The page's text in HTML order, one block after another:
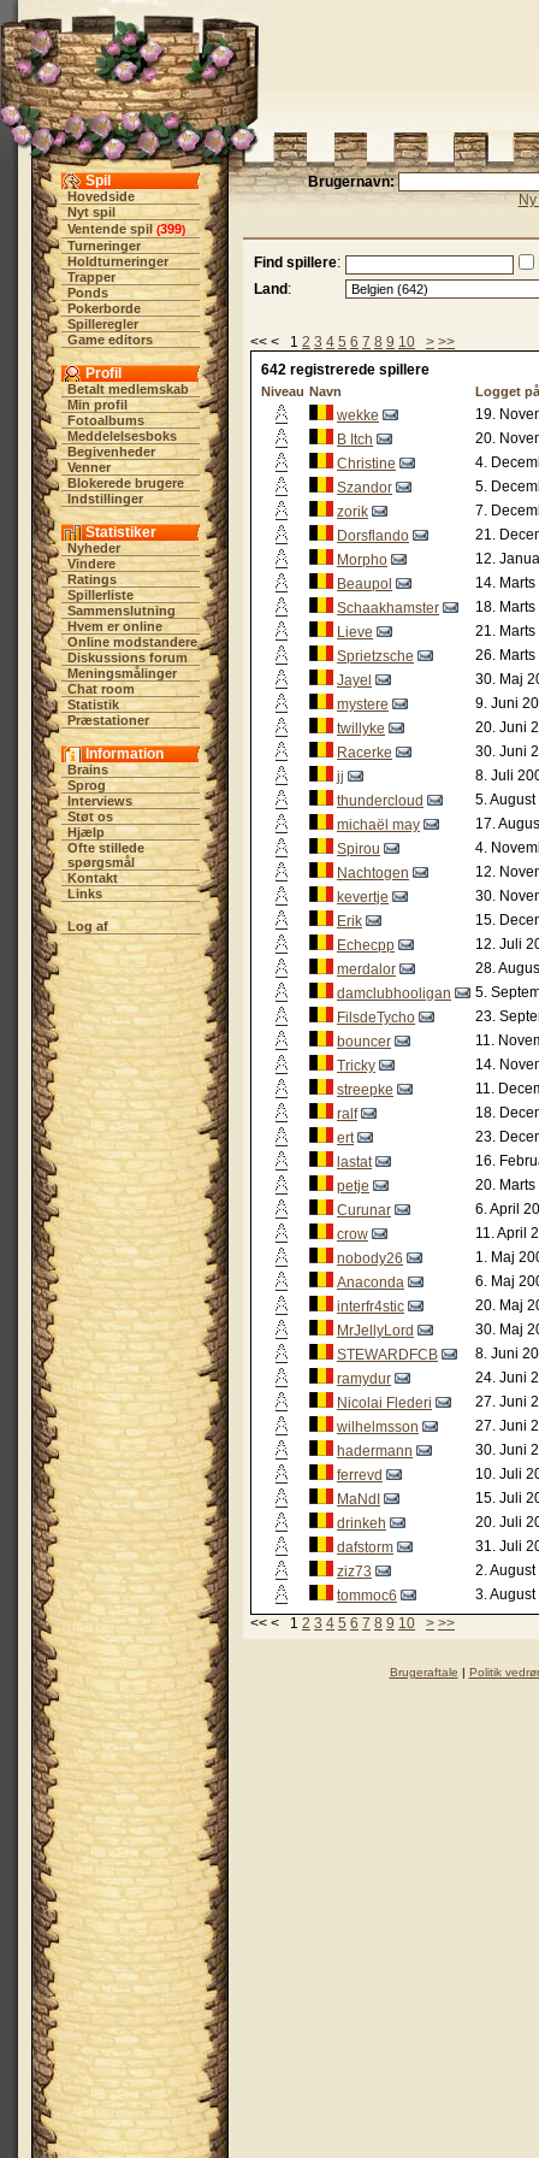
Spil
Hovedside
Nyt spil
Ventende spil (399)
Turneringer
Holdturneringer
Trapper
Ponds
Pokerborde
Spilleregler
Game editors
Profil
Betalt medlemskab
Min profil
Fotoalbums
Meddelelsesboks
Begivenheder
Venner
Blokerede brugere
Indstillinger
Statistiker
Nyheder
Vindere
Ratings
Spillerliste
Sammenslutning
Hvem er online
Online modstandere
Diskussions forum
Meningsmålinger
Chat room
Statistik
Præstationer
Information
Brains
Sprog
Interviews
Støt os
Hjælp
Ofte stillede
spørgsmål
Kontakt
Links
Log af
Brugernavn:
Find spillere:
Land :
<< < 1 2 3 4 5 6 7 8 9 10 > >>
642 registrerede spillere
Niveau Navn Logget
wekke
19.
B Itch
20.
Christine
4.
Szandor
5.
zorik
7.
Dorsflando
21.
Morpho
12.
Beaupol
14.
Schaakhamster
18.
Lieve
21.
Sprietzsche
26.
Jayel
30. Maj
mystere
9. Juni
twillyke
20. Juni
Racerke
30. Juni
jj
8. Juli
thundercloud
5.
michaël may
17.
Spirou
4.
Nachtogen
12.
kevertje
30.
Erik
15.
Echecpp
12. Juli
merdalor
28.
damclubhooligan
5.
FilsdeTycho
23.
bouncer
11.
Tricky
14.
streepke
11.
ralf
18.
ert
23.
lastat
16.
petje
20.
Curunar
6. April
crow
11. April
nobody26
1. Maj
Anaconda
6. Maj
interfr4stic
20. Maj
MrJellyLord
30. Maj
STEWARDFCB
8. Juni
ramydur
24. Juni
Nicolai Flederi
27. Juni
wilhelmsson
27. Juni
hadermann
30. Juni
ferrevd
10. Juli
MaNdI
15. Juli
drinkeh
20. Juli
dafstorm
31. Juli
ziz73
2.
tommoc6
3.
<< < 1 2 3 4 5 6 7 8 9 10 > >>
Brugeraftale | Politik